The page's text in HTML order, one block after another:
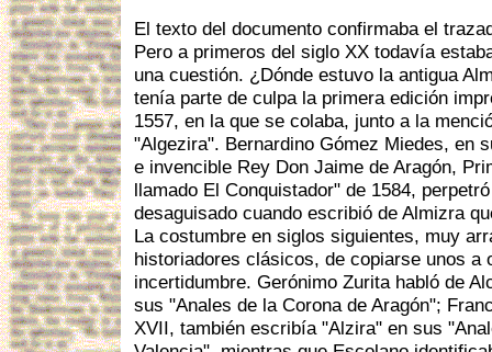
El texto del documento confirmaba el
Pero a primeros del siglo XX todavía
una cuestión. ¿Dónde estuvo la antigua
tenía parte de culpa la primera edición
1557, en la que se colaba, junto a la
"Algezira". Bernardino Gómez Miedes, en
e invencible Rey Don Jaime de Aragón,
llamado El Conquistador" de 1584,
desaguisado cuando escribió de Almizra
La costumbre en siglos siguientes, muy
historiadores clásicos, de copiarse unos a
incertidumbre. Gerónimo Zurita habló de
sus "Anales de la Corona de Aragón";
XVII, también escribía "Alzira" en sus